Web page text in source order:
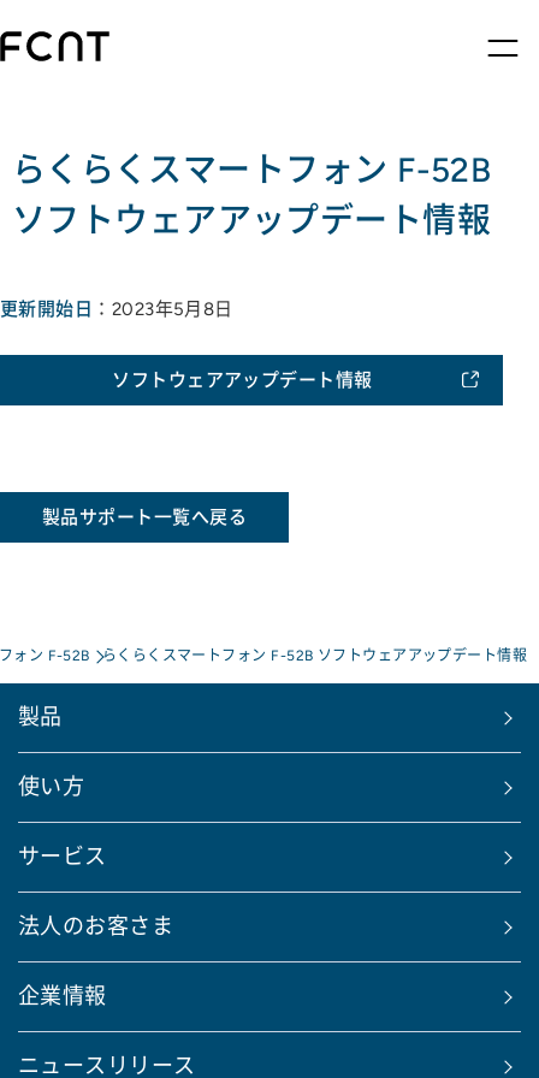
らくらくスマートフォン F-52B
ソフトウェアアップデート情報
更新開始日 ：2023年5月8日
ソフトウェアアップデート情報
製品サポート一覧へ戻る
ォン F-52B らくらくスマートフォン F-52B ソフトウェアアップデート情報
製品
使い方
サービス
法人のお客さま
企業情報
ニュースリリース